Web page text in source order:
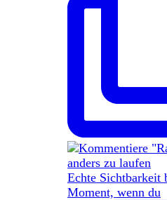
Echte Sichtbarkeit
Moment, wenn du